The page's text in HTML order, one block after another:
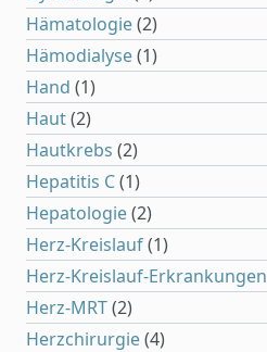
Hämatologie(2)
Hämodialyse(1)
Hand (1)
Haut(2)
Hautkrebs (2)
Hepatitis C(1)
Hepatologie(2)
Herz-Kreislauf(1)
Herz-Kreislauf-Erkrankungen
Herz-MRT(2)
Herzchirurgie(4)